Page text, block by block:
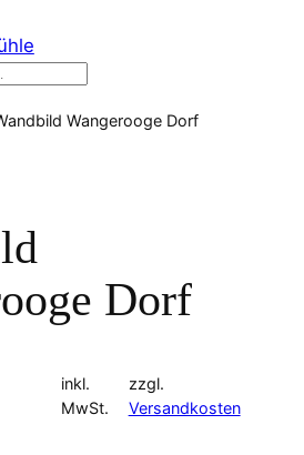
Wangerooge Dorf
Dorf
inkl.
MwSt.
zzgl.
Versandkosten